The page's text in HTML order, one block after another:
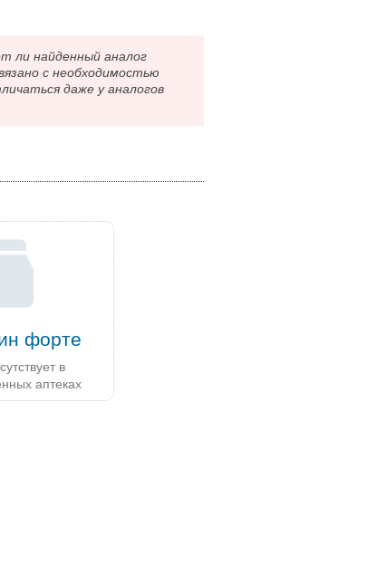
ли найденный аналог
с необходимостью
даже у аналогов
форте
в
аптеках